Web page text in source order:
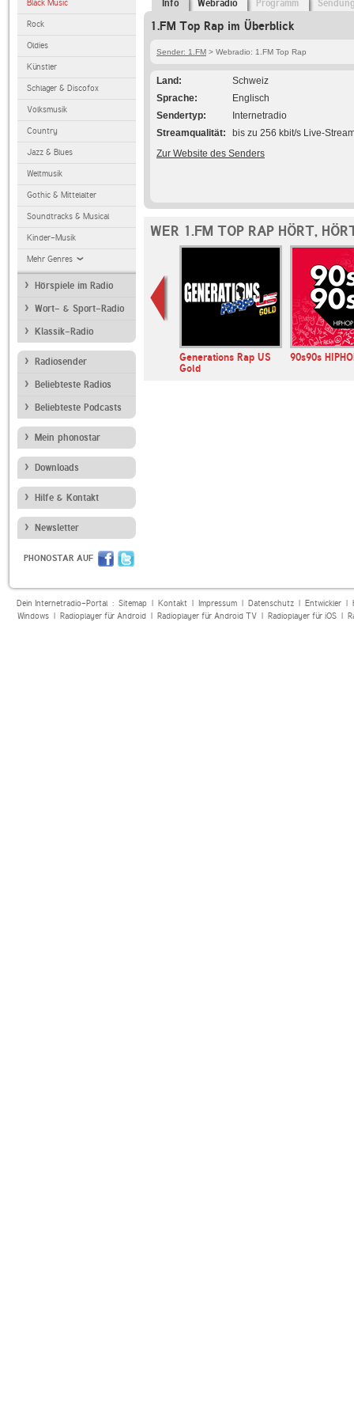
Black Music
Rock
Oldies
Künstler
Schlager & Discofox
Volksmusik
Country
Jazz & Blues
Weltmusik
Gothic & Mittelalter
Soundtracks & Musical
Kinder-Musik
Mehr Genres
Hörspiele im Radio
Wort- & Sport-Radio
Klassik-Radio
Radiosender
Beliebteste Radios
Beliebteste Podcasts
Mein phonostar
Downloads
Hilfe & Kontakt
Newsletter
PHONOSTAR AUF
Info Webradio Programm
1.FM Top Rap im Überblick
Sender: 1.FM > Webradio: 1.FM Top Rap
Land
Schweiz
Sprache
Englisch
Sendertyp
Internetradio
Streamqualität
bis zu 256 kbit/s Live-
Zur Website des Senders
WER 1.FM TOP RAP HÖRT,
1LIVE Diggi
Generations Rap US
Gold
90s90s
Dein Internetradio-Portal : Sitemap| Kontakt| Impressum| Datenschutz| Entwickler|
Windows| Radioplayer für Android| Radioplayer für Android TV| Radioplayer für iOS|